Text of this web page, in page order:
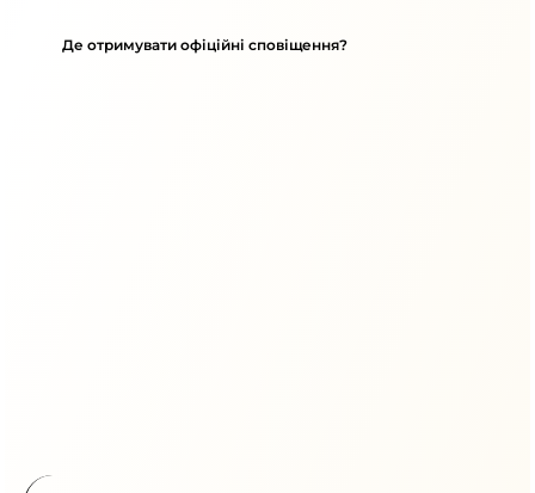
Де отримувати офіційні сповіщення?